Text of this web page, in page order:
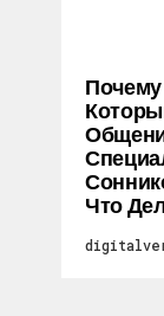
Что